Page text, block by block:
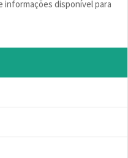
informações disponível para